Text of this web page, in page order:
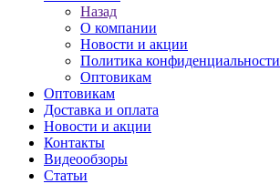
Назад
О компании
Новости и акции
Политика конфиденциальности
Оптовикам
Оптовикам
Доставка и оплата
Новости и акции
Контакты
Видеообзоры
Статьи